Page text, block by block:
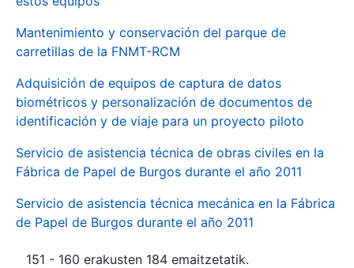
Mantenimiento y conservación del parque de
carretillas de la FNMT-RCM
Adquisición de equipos de captura de datos
biométricos y personalización de documentos de
identificación y de viaje para un proyecto piloto
Servicio de asistencia técnica de obras civiles en la
Fábrica de Papel de Burgos durante el año 2011
Servicio de asistencia técnica mecánica en la Fábrica
de Papel de Burgos durante el año 2011
151 - 160 erakusten 184 emaitzetatik.